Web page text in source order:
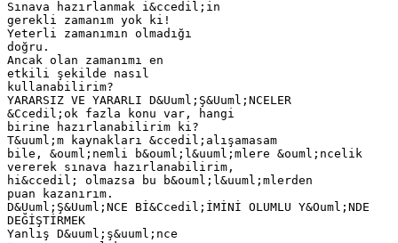
Sınava hazırlanmak i&ccedil;in
gerekli zamanım yok ki!
Yeterli zamanımın olmadığı
doğru.
Ancak olan zamanımı en
etkili şekilde nasıl
kullanabilirim?
YARARSIZ VE YARARLI D&Uuml;Ş&Uuml;NCELER
&Ccedil;ok fazla konu var, hangi
birine hazırlanabilirim ki?
T&uuml;m kaynakları &ccedil;alışamasam
bile, &ouml;nemli b&ouml;l&uuml;mlere &ouml;ncelik
vererek sınava hazırlanabilirim,
hi&ccedil; olmazsa bu b&ouml;l&uuml;mlerden
puan kazanırım.
D&Uuml;Ş&Uuml;NCE Bİ&Ccedil;İMİNİ OLUMLU Y&Ouml;NDE
DEĞİŞTİRMEK
Yanlış D&uuml;ş&uuml;nce